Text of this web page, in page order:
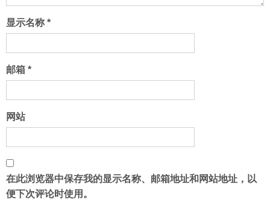
显示名称 *
邮箱 *
网站
在此浏览器中保存我的显示名称、邮箱地址和网站地址，以
便下次评论时使用。